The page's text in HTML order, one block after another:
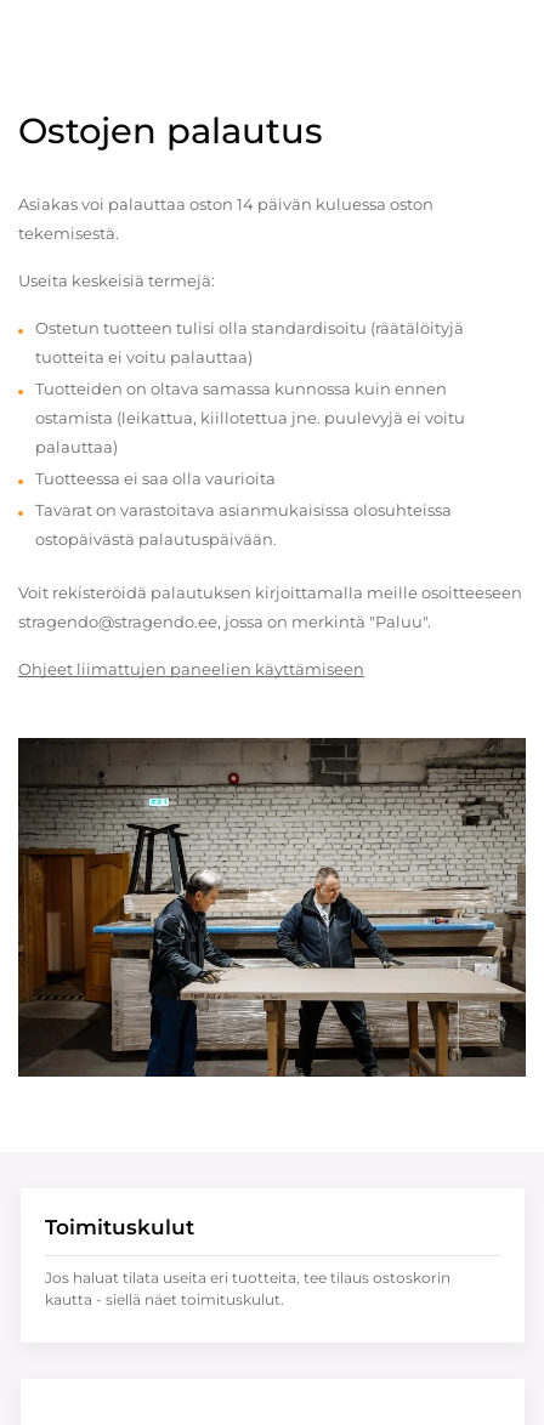
Ostojen palautus
Asiakas voi palauttaa oston 14 päivän kuluessa oston
tekemisestä.
Useita keskeisiä termejä:
Ostetun tuotteen tulisi olla standardisoitu (räätälöityjä
tuotteita ei voitu palauttaa)
Tuotteiden on oltava samassa kunnossa kuin ennen
ostamista (leikattua, kiillotettua jne. puulevyjä ei voitu
palauttaa)
Tuotteessa ei saa olla vaurioita
Tavarat on varastoitava asianmukaisissa olosuhteissa
ostopäivästä palautuspäivään.
Voit rekisteröidä palautuksen kirjoittamalla meille osoitteeseen
stragendo@stragendo.ee, jossa on merkintä "Paluu".
Ohjeet liimattujen paneelien käyttämiseen
Toimituskulut
Jos haluat tilata useita eri tuotteita, tee tilaus ostoskorin
kautta - siellä näet toimituskulut.